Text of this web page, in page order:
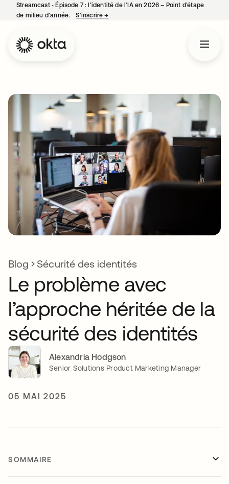
Streamcast ‑ Épisode 7 : l’identité de l’IA en 2026 – Point d’étape
de milieu d’année.
S’inscrire→
Blog Sécurité des identités
Le problème avec
l’approche héritée de la
sécurité des identités
Alexandria Hodgson
Senior Solutions Product Marketing Manager
05 MAI 2025
SOMMAIRE